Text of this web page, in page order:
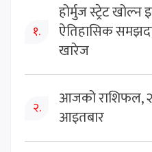
१.
होर्मुज स्ट्रेट
ऐतिहासिक
खारेज
२.
आजको राशिफल,
आइतबार